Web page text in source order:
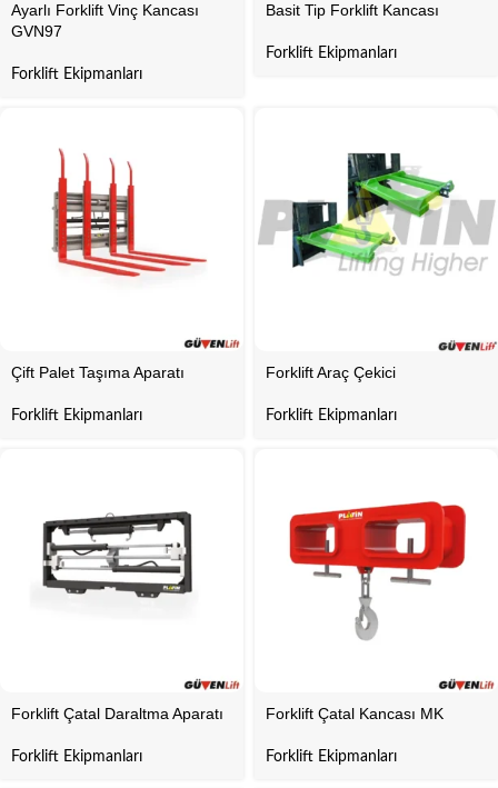
Ayarlı Forklift Vinç Kancası
GVN97
Forklift Ekipmanları
Basit Tip Forklift Kancası
Forklift Ekipmanları
Çift Palet Taşıma Aparatı
Forklift Ekipmanları
Forklift Araç Çekici
Forklift Ekipmanları
Forklift Çatal Daraltma Aparatı
Forklift Ekipmanları
Forklift Çatal Kancası MK
Forklift Ekipmanları